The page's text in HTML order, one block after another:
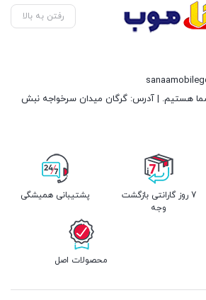
رفتن به بالا
شما هستیم. | آدرس: گرگان میدان سرخواجه نبش
7 روز گارانتی بازگشت
وجه
پشتیبانی همیشگی
محصولات اصل